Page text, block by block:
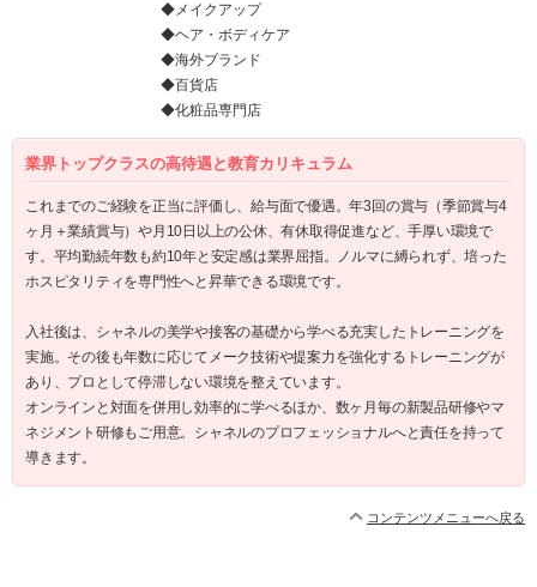
◆メイクアップ
◆ヘア・ボディケア
◆海外ブランド
◆百貨店
◆化粧品専門店
業界トップクラスの高待遇と教育カリキュラム
これまでのご経験を正当に評価し、給与面で優遇。年3回の賞与（季節賞与4
ヶ月＋業績賞与）や月10日以上の公休、有休取得促進など、手厚い環境で
す。平均勤続年数も約10年と安定感は業界屈指。ノルマに縛られず、培った
ホスピタリティを専門性へと昇華できる環境です。
入社後は、シャネルの美学や接客の基礎から学べる充実したトレーニングを
実施。その後も年数に応じてメーク技術や提案力を強化するトレーニングが
あり、プロとして停滞しない環境を整えています。
オンラインと対面を併用し効率的に学べるほか、数ヶ月毎の新製品研修やマ
ネジメント研修もご用意。シャネルのプロフェッショナルへと責任を持って
導きます。
コンテンツメニューへ戻る